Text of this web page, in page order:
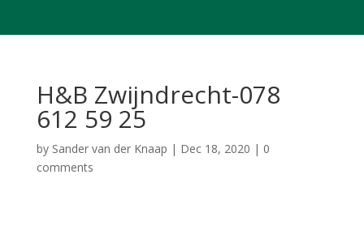
H&B Zwijndrecht-078
612 59 25
by Sander van der Knaap | Dec 18, 2020 | 0
comments